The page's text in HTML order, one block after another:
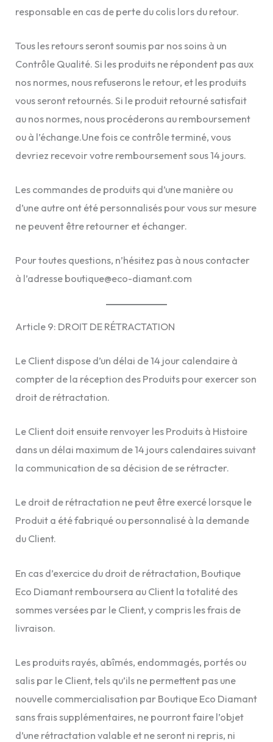
responsable en cas de perte du colis lors du retour.
Tous les retours seront soumis par nos soins à un
Contrôle Qualité. Si les produits ne répondent pas aux
nos normes, nous refuserons le retour, et les produits
vous seront retournés. Si le produit retourné satisfait
au nos normes, nous procéderons au remboursement
ou à l’échange.Une fois ce contrôle terminé, vous
devriez recevoir votre remboursement sous 14 jours.
Les commandes de produits qui d’une manière ou
d’une autre ont été personnalisés pour vous sur mesure
ne peuvent être retourner et échanger.
Pour toutes questions, n’hésitez pas à nous contacter
à l’adresse boutique@eco-diamant.com
Article 9: DROIT DE RÉTRACTATION
Le Client dispose d’un délai de 14 jour calendaire à
compter de la réception des Produits pour exercer son
droit de rétractation.
Le Client doit ensuite renvoyer les Produits à Histoire
dans un délai maximum de 14 jours calendaires suivant
la communication de sa décision de se rétracter.
Le droit de rétractation ne peut être exercé lorsque le
Produit a été fabriqué ou personnalisé à la demande
du Client.
En cas d’exercice du droit de rétractation, Boutique
Eco Diamant remboursera au Client la totalité des
sommes versées par le Client, y compris les frais de
livraison.
Les produits rayés, abîmés, endommagés, portés ou
salis par le Client, tels qu’ils ne permettent pas une
nouvelle commercialisation par Boutique Eco Diamant
sans frais supplémentaires, ne pourront faire l’objet
d’une rétractation valable et ne seront ni repris, ni